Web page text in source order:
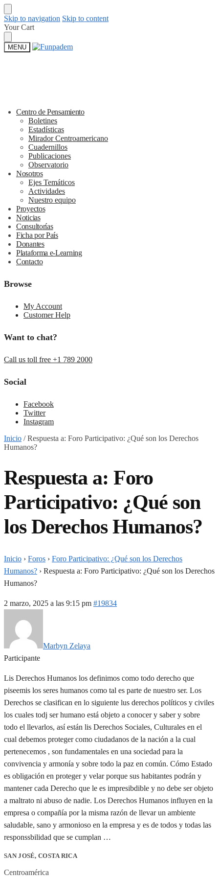
Skip to navigation Skip to content
Your Cart
MENU
Centro de Pensamiento
Boletines
Estadísticas
Mirador Centroamericano
Cuadernillos
Publicaciones
Observatorio
Nosotros
Ejes Temáticos
Actividades
Nuestro equipo
Proyectos
Noticias
Consultorías
Ficha por País
Donantes
Plataforma e-Learning
Contacto
Browse
My Account
Customer Help
Want to chat?
Call us toll free +1 789 2000
Social
Facebook
Twitter
Instagram
Inicio /Respuesta a: Foro Participativo: ¿Qué son los Derechos
Humanos?
Respuesta a: Foro
Participativo: ¿Qué son
los Derechos Humanos?
Inicio › Foros › Foro Participativo: ¿Qué son los Derechos
Humanos? › Respuesta a: Foro Participativo: ¿Qué son los Derechos
Humanos?
2 marzo, 2025 a las 9:15 pm #19834
Marbyn Zelaya
Participante
Lis Derechos Humanos los definimos como todo derecho que
piseemis los seres humanos como tal es parte de nuestro ser. Los
Derechos se clasifican en lo siguiente lus derechos políticos y civiles
los cuales todj ser humano está objeto a conocer y saber y sobre
todo el llevarlos, así están lis Derechos Sociales, Culturales en el
cual debemos proteger como ciudadanos de la nación a la cual
pertenecemos , son fundamentales en una sociedad para la
convivencia y armonía y sobre todo la paz en común. Cómo Estado
es obligación en proteger y velar porque sus habitantes podrán y
mantener cada Derecho que le es impresibdible y no debe ser objeto
a maltrato ni abuso de nadie. Los Derechos Humanos influyen en la
empresa o compañía por la misma razón de llevar un ambiente
saludable, sano y armonioso en la empresa y es de todos y todas las
responssbilidad que se cumplan …
SAN JOSÉ, COSTA RICA
Centroamérica